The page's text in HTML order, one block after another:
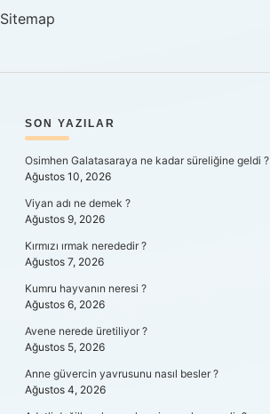
Sitemap
SIDEBAR
SON YAZILAR
Osimhen Galatasaraya ne kadar süreliğine geldi ?
Ağustos 10, 2026
Viyan adı ne demek ?
Ağustos 9, 2026
Kırmızı ırmak nerededir ?
Ağustos 7, 2026
Kumru hayvanın neresi ?
Ağustos 6, 2026
Avene nerede üretiliyor ?
Ağustos 5, 2026
Anne güvercin yavrusunu nasıl besler ?
Ağustos 4, 2026